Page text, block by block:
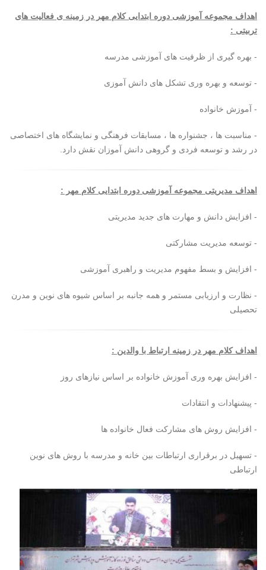
اهداف مجموعه آموزشی دوره ابتدایی کلام مهر در زمینه ی فعالیت های
تربیتی :
- بهره گیری از ظرفیت های آموزشی مدرسه
- توسعه و بهره وری تشکل های دانش آموزی
- آموزش خانواده
- مناسبت ها ، جشنواره ها ، مسابقات فرهنگی و نمایشگاه های اختصاصی
در رشد و توسعه فردی و گروهی دانش آموزان نقش دارد.
اهداف مدیریتی مجموعه آموزشی دوره ابتدایی کلام مهر :
- افزایش دانش و مهارت های جدید مدیریتی
- توسعه مدیریت مشارکتی
- افزایش و بسط مفهوم مدیریت و راهبری آموزشی
- نظارت و ارزیابی مستمر و همه جانبه بر اساس شیوه های نوین و مدرن
تحصیلی
اهداف کلام مهر در زمینه ارتباط با والدین :
- افزایش بهره وری آموزش خانواده بر اساس نیازهای روز
- پیشنهادات و انتقادات
- افزایش روش های مشارکت فعال خانواده ها
- تسهیل در برقراری ارتباطات بین خانه و مدرسه با روش های نوین
ارتباطی